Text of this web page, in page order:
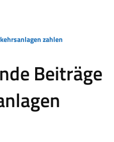
zahlen
Beiträge